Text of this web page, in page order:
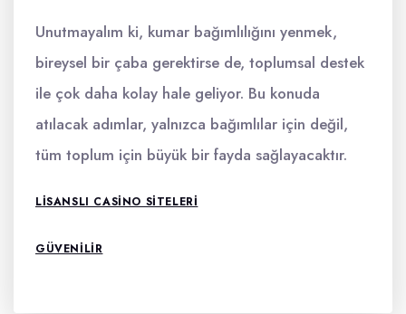
Unutmayalım ki, kumar bağımlılığını yenmek,
bireysel bir çaba gerektirse de, toplumsal destek
ile çok daha kolay hale geliyor. Bu konuda
atılacak adımlar, yalnızca bağımlılar için değil,
tüm toplum için büyük bir fayda sağlayacaktır.
LISANSLI CASINO SITELERI
GÜVENILIR